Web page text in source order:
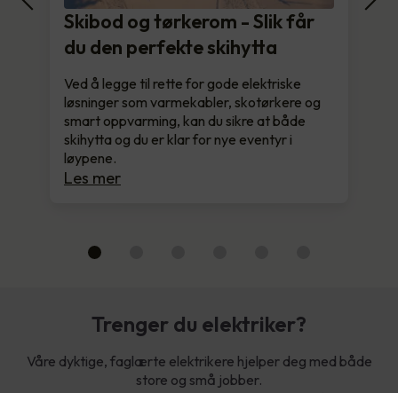
Skibod og tørkerom - Slik får
du den perfekte skihytta
Ved å legge til rette for gode elektriske
løsninger som varmekabler, skotørkere og
smart oppvarming, kan du sikre at både
skihytta og du er klar for nye eventyr i
løypene.
Les mer
Trenger du elektriker?
Våre dyktige, faglærte elektrikere hjelper deg med både
store og små jobber.